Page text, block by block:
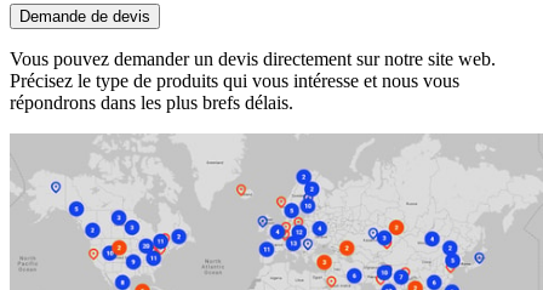
Demande de devis
Vous pouvez demander un devis directement sur notre site web.
Précisez le type de produits qui vous intéresse et nous vous
répondrons dans les plus brefs délais.